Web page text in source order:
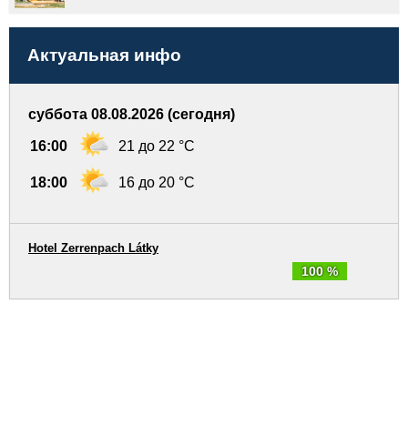
Актуальная инфо
суббота 08.08.2026 (сегодня)
16:00 21 до 22 °C
18:00 16 до 20 °C
100 %
Hotel Zerrenpach Látky